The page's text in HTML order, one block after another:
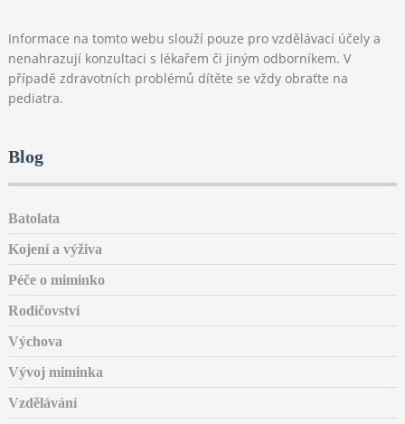
Informace na tomto webu slouží pouze pro vzdělávací účely a
nenahrazují konzultaci s lékařem či jiným odborníkem. V
případě zdravotních problémů dítěte se vždy obraťte na
pediatra.
Blog
Batolata
Kojení a výživa
Péče o miminko
Rodičovství
Výchova
Vývoj miminka
Vzdělávání